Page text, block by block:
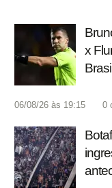
x
06/08/26 às 19:15 0